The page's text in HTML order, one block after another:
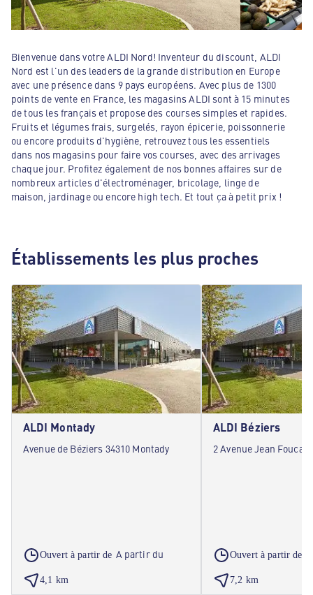
Bienvenue dans votre ALDI Nord! Inventeur du discount, ALDI
Nord est l'un des leaders de la grande distribution en Europe
avec une présence dans 9 pays européens. Avec plus de 1300
points de vente en France, les magasins ALDI sont à 15 minutes
de tous les français et propose des courses simples et rapides.
Fruits et légumes frais, surgelés, rayon épicerie, poissonnerie
ou encore produits d'hygiène, retrouvez tous les essentiels
dans nos magasins pour faire vos courses, avec des arrivages
chaque jour. Profitez également de nos bonnes affaires sur de
nombreux articles d'électroménager, bricolage, linge de
maison, jardinage ou encore high tech. Et tout ça à petit prix !
Établissements les plus proches
ALDI Montady
Avenue de Béziers 34310 Montady
Ouvert à partir de A partir du
4,1 km
ALDI Béziers
2 Avenue Jean
Ouvert à partir de
7,2 km